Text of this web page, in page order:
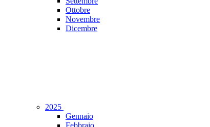
Ottobre
Novembre
Dicembre
2025
Gennaio